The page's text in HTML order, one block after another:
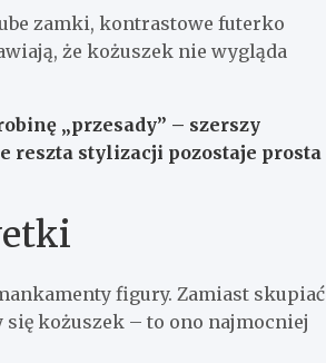
zamki, kontrastowe futerko
że kożuszek nie wygląda
„przesady” – szerszy
reszta stylizacji pozostaje prosta
figury. Zamiast skupiać
kożuszek – to ono najmocniej